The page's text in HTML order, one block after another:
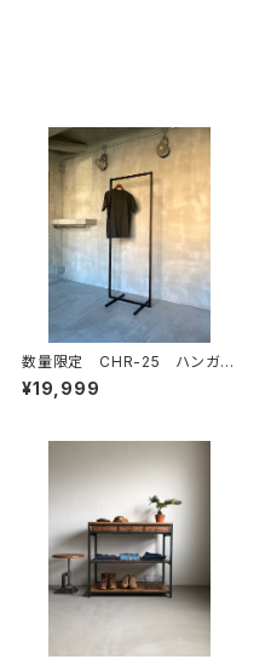
数量限定 CHR-25 ハンガー
ラック アイアン シンプル イ
ンダストリアル 収納 ラック
¥19,999